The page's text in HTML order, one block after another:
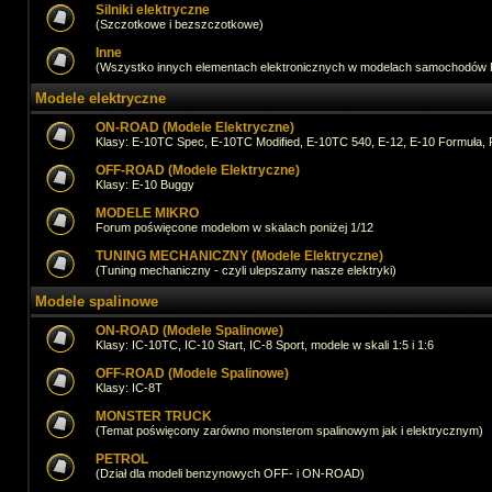
Silniki elektryczne
(Szczotkowe i bezszczotkowe)
Inne
(Wszystko innych elementach elektronicznych w modelach samochodów
Modele elektryczne
ON-ROAD (Modele Elektryczne)
Klasy: E-10TC Spec, E-10TC Modified, E-10TC 540, E-12, E-10 Formuła,
OFF-ROAD (Modele Elektryczne)
Klasy: E-10 Buggy
MODELE MIKRO
Forum poświęcone modelom w skalach poniżej 1/12
TUNING MECHANICZNY (Modele Elektryczne)
(Tuning mechaniczny - czyli ulepszamy nasze elektryki)
Modele spalinowe
ON-ROAD (Modele Spalinowe)
Klasy: IC-10TC, IC-10 Start, IC-8 Sport, modele w skali 1:5 i 1:6
OFF-ROAD (Modele Spalinowe)
Klasy: IC-8T
MONSTER TRUCK
(Temat poświęcony zarówno monsterom spalinowym jak i elektrycznym)
PETROL
(Dział dla modeli benzynowych OFF- i ON-ROAD)